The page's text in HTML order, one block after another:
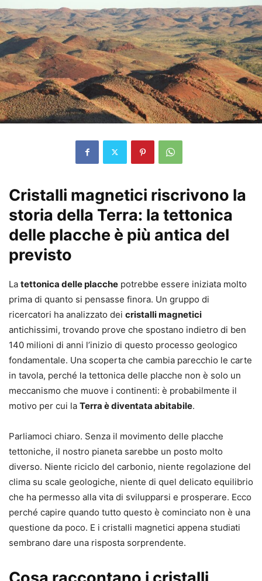
Cristalli magnetici riscrivono la
storia della Terra: la tettonica
delle placche è più antica del
previsto
La tettonica delle placche potrebbe essere iniziata molto
prima di quanto si pensasse finora. Un gruppo di
ricercatori ha analizzato dei cristalli magnetici
antichissimi, trovando prove che spostano indietro di ben
140 milioni di anni l’inizio di questo processo geologico
fondamentale. Una scoperta che cambia parecchio le carte
in tavola, perché la tettonica delle placche non è solo un
meccanismo che muove i continenti: è probabilmente il
motivo per cui la Terra è diventata abitabile.
Parliamoci chiaro. Senza il movimento delle placche
tettoniche, il nostro pianeta sarebbe un posto molto
diverso. Niente riciclo del carbonio, niente regolazione del
clima su scale geologiche, niente di quel delicato equilibrio
che ha permesso alla vita di svilupparsi e prosperare. Ecco
perché capire quando tutto questo è cominciato non è una
questione da poco. E i cristalli magnetici appena studiati
sembrano dare una risposta sorprendente.